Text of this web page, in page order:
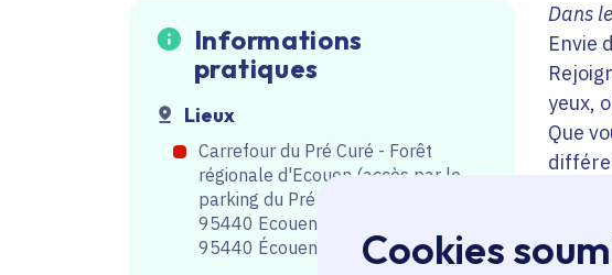
Cookies
Informations
pratiques
Lieux
Carrefour du Pré Curé - Forêt
régionale d'Ecouen (accès par le
parking du Pré Curé)
95440 Ecouen
95440 Écouen
Dans
Envie
yeux,
Que